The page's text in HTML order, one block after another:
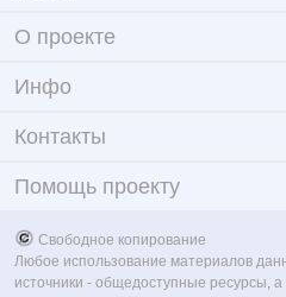
О проекте
Инфо
Контакты
Помощь проекту
Свободное копирование
Любое использование материалов
источники - общедоступные ресурсы,